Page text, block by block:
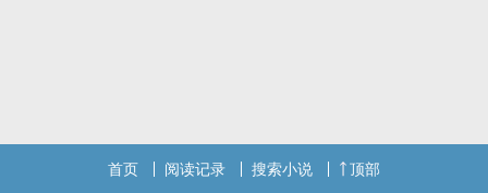
首页 阅读记录 搜索小说 顶部